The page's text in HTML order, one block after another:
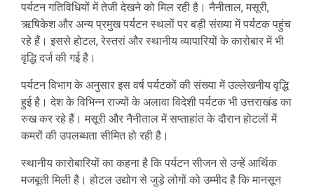
पर्यटन गतिविधियों में तेजी देखने को मिल रही है। नैनीताल, मसूरी,
ऋषिकेश और अन्य प्रमुख पर्यटन स्थलों पर बड़ी संख्या में पर्यटक पहुंच
रहे हैं। इससे होटल, रेस्तरां और स्थानीय व्यापारियों के कारोबार में भी
वृद्धि दर्ज की गई है।
पर्यटन विभाग के अनुसार इस वर्ष पर्यटकों की संख्या में उल्लेखनीय वृद्धि
हुई है। देश के विभिन्न राज्यों के अलावा विदेशी पर्यटक भी उत्तराखंड का
रुख कर रहे हैं। मसूरी और नैनीताल में सप्ताहांत के दौरान होटलों में
कमरों की उपलब्धता सीमित हो रही है।
स्थानीय कारोबारियों का कहना है कि पर्यटन सीजन से उन्हें आर्थिक
मजबूती मिली है। होटल उद्योग से जुड़े लोगों को उम्मीद है कि मानसून